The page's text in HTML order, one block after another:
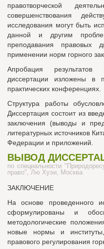
правотворческой
совершенствования
исследования могут быть
данной и другим
преподавания правовых
применении норм горного
Апробация
диссертации изложены в
практических конференциях.
Структура работы
Диссертация состоит из
заключения (выводы и
литературных источников
Федерации и приложений.
ВЫВОД
по специальности
право", Лю Хуэи, Москва
ЗАКЛЮЧЕНИЕ
На основе проведенного
сформулированы и
методологические
новые нормы и
правового регулирования